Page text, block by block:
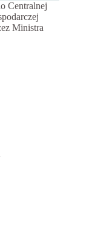
Centralnej
Ministra